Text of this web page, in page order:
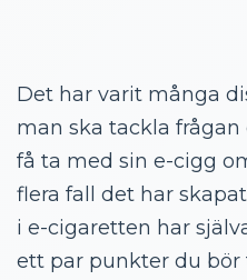
Det har varit många
man ska tackla
få ta med sin e-cigg
flera fall det har
i e-cigaretten har
ett par punkter du bör